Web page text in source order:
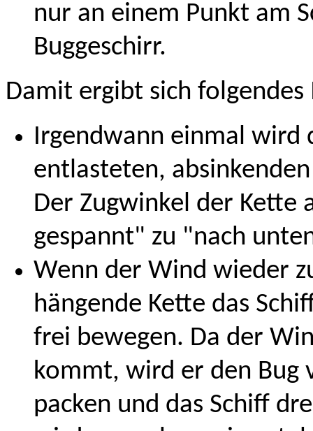
nur an einem Punkt am
Buggeschirr.
Damit ergibt sich
Irgendwann einmal wird
entlasteten,
Der Zugwinkel der Kette
gespannt" zu "nach
Wenn der Wind wieder
hängende Kette das
frei bewegen. Da der
kommt, wird er den Bug
packen und das Schiff